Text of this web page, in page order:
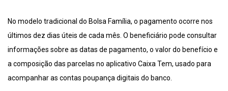
No modelo tradicional do Bolsa Família, o pagamento ocorre nos
últimos dez dias úteis de cada mês. O beneficiário pode consultar
informações sobre as datas de pagamento, o valor do benefício e
a composição das parcelas no aplicativo Caixa Tem, usado para
acompanhar as contas poupança digitais do banco.